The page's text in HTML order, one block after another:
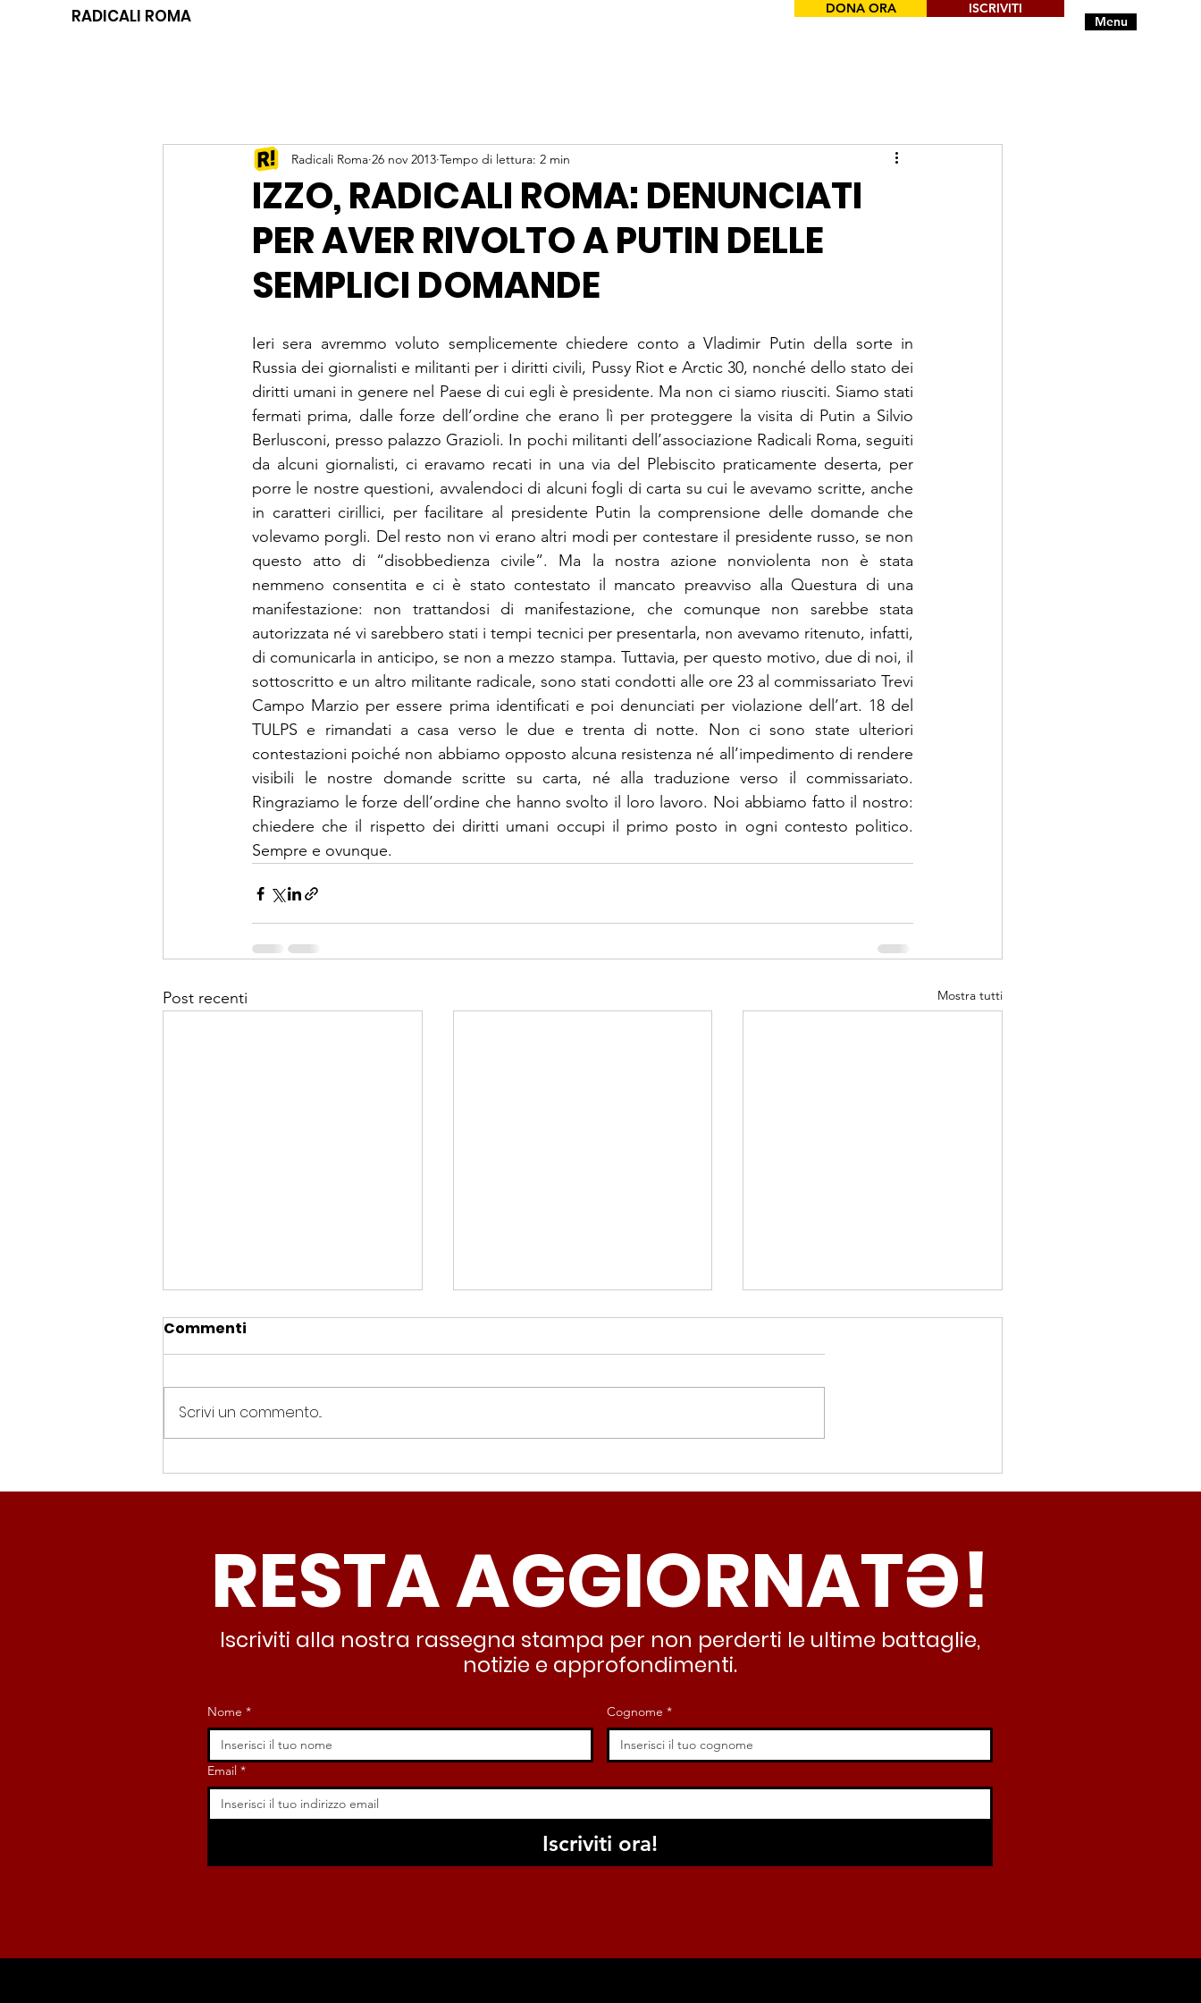
RADICALI ROMA Menu
DONA ORA ISCRIVITI
IZZO, RADICALI ROMA: DENUNCIATI
PER AVER RIVOLTO A PUTIN DELLE
SEMPLICI DOMANDE
Radicali Roma 26 nov 2013 Tempo di lettura: 2 min
Ieri sera avremmo voluto semplicemente chiedere conto a Vladimir Putin della sorte in
Russia dei giornalisti e militanti per i diritti civili, Pussy Riot e Arctic 30, nonché dello stato dei
diritti umani in genere nel Paese di cui egli è presidente. Ma non ci siamo riusciti. Siamo stati
fermati prima, dalle forze dell’ordine che erano lì per proteggere la visita di Putin a Silvio
Berlusconi, presso palazzo Grazioli. In pochi militanti dell’associazione Radicali Roma, seguiti
da alcuni giornalisti, ci eravamo recati in una via del Plebiscito praticamente deserta, per
porre le nostre questioni, avvalendoci di alcuni fogli di carta su cui le avevamo scritte, anche
in caratteri cirillici, per facilitare al presidente Putin la comprensione delle domande che
volevamo porgli. Del resto non vi erano altri modi per contestare il presidente russo, se non
questo atto di “disobbedienza civile”. Ma la nostra azione nonviolenta non è stata
nemmeno consentita e ci è stato contestato il mancato preavviso alla Questura di una
manifestazione: non trattandosi di manifestazione, che comunque non sarebbe stata
autorizzata né vi sarebbero stati i tempi tecnici per presentarla, non avevamo ritenuto, infatti,
di comunicarla in anticipo, se non a mezzo stampa. Tuttavia, per questo motivo, due di noi, il
sottoscritto e un altro militante radicale, sono stati condotti alle ore 23 al commissariato Trevi
Campo Marzio per essere prima identificati e poi denunciati per violazione dell’art. 18 del
TULPS e rimandati a casa verso le due e trenta di notte. Non ci sono state ulteriori
contestazioni poiché non abbiamo opposto alcuna resistenza né all’impedimento di rendere
visibili le nostre domande scritte su carta, né alla traduzione verso il commissariato.
Ringraziamo le forze dell’ordine che hanno svolto il loro lavoro. Noi abbiamo fatto il nostro:
chiedere che il rispetto dei diritti umani occupi il primo posto in ogni contesto politico.
Sempre e ovunque.
Post recenti Mostra tutti
Spin Time, Colucci: “Non
solo occupazione: 400
nessuno interviene”
Periferie, Colucci
(Radicali Roma): “La
deve garantire servizi e
dignità”
Termovalorizzatore,
Colucci (Radicali Roma):
lasciando al caos e
all’abusivismo”
Commenti
Scrivi un commento...
RESTA AGGIORNATƏ!
Iscriviti alla nostra rassegna stampa per non perderti le ultime battaglie,
notizie e approfondimenti.
Nome * Cognome *
Email *
Iscriviti ora!